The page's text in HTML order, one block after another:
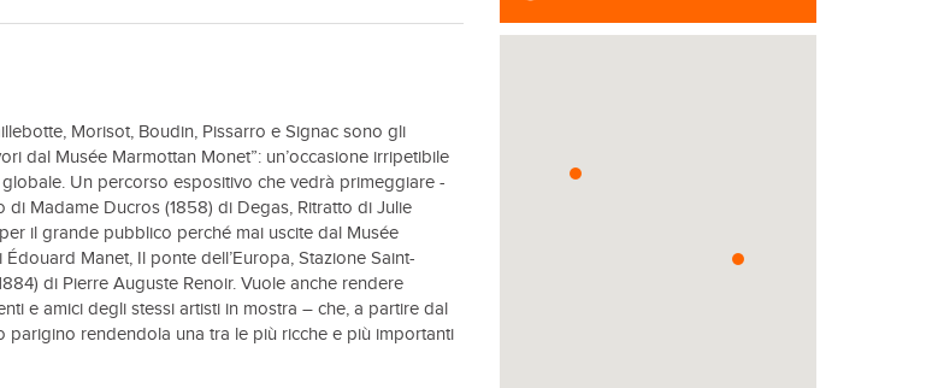
Morisot, Boudin, Pissarro e Signac sono gli
dal Musée Marmottan Monet”: un’occasione irripetibile
Un percorso espositivo che vedrà primeggiare -
Madame Ducros (1858) di Degas, Ritratto di Julie
il grande pubblico perché mai uscite dal Musée
Manet, Il ponte dell’Europa, Stazione Saint-
di Pierre Auguste Renoir. Vuole anche rendere
e amici degli stessi artisti in mostra – che, a partire dal
rendendola una tra le più ricche e più importanti